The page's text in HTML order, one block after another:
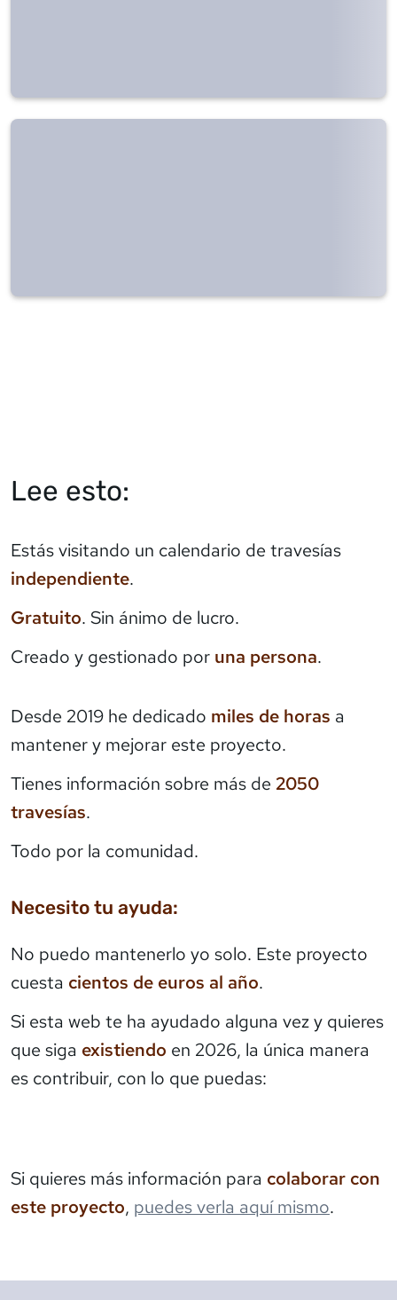
Lee esto:
Estás visitando un calendario de travesías
independiente.
Gratuito. Sin ánimo de lucro.
Creado y gestionado por una persona.
Desde 2019 he dedicado miles de horas a
mantener y mejorar este proyecto.
Tienes información sobre más de 2050
travesías.
Todo por la comunidad.
Necesito tu ayuda:
No puedo mantenerlo yo solo. Este proyecto
cuesta cientos de euros al año.
Si esta web te ha ayudado alguna vez y quieres
que siga existiendo en 2026, la única manera
es contribuir, con lo que puedas:
Si quieres más información para colaborar con
este proyecto, puedes verla aquí mismo.